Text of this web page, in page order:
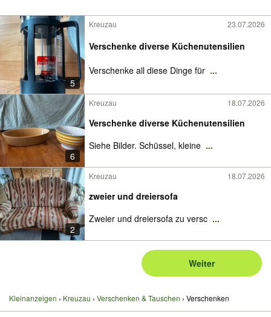
5
Kreuzau 23.07.2026
Verschenke diverse Küchenutensilien
Verschenke all diese Dinge für ...
6
Kreuzau 18.07.2026
Verschenke diverse Küchenutensilien
Siehe Bilder. Schüssel, kleine ...
2
Kreuzau 18.07.2026
zweier und dreiersofa
Zweier und dreiersofa zu versc ...
Weiter
Kleinanzeigen Kreuzau Verschenken & Tauschen Verschenken